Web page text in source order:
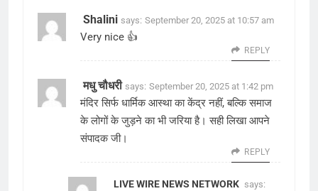
Shalini says: September 20, 2025 at 10:57 am
Very nice 👍
REPLY
मधु चौधरी says: September 20, 2025 at 1:42 pm
मंदिर सिर्फ धार्मिक आस्था का केंद्र नहीं, बल्कि समाज
के लोगों के जुड़ने का भी जरिया है। सही लिखा आपने
संपादक जी।
REPLY
LIVE WIRE NEWS NETWORK says: